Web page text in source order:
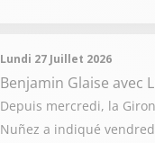
Lundi 27 Juillet 2026
Benjamin Glaise avec
Depuis mercredi, la
Nuñez a indiqué